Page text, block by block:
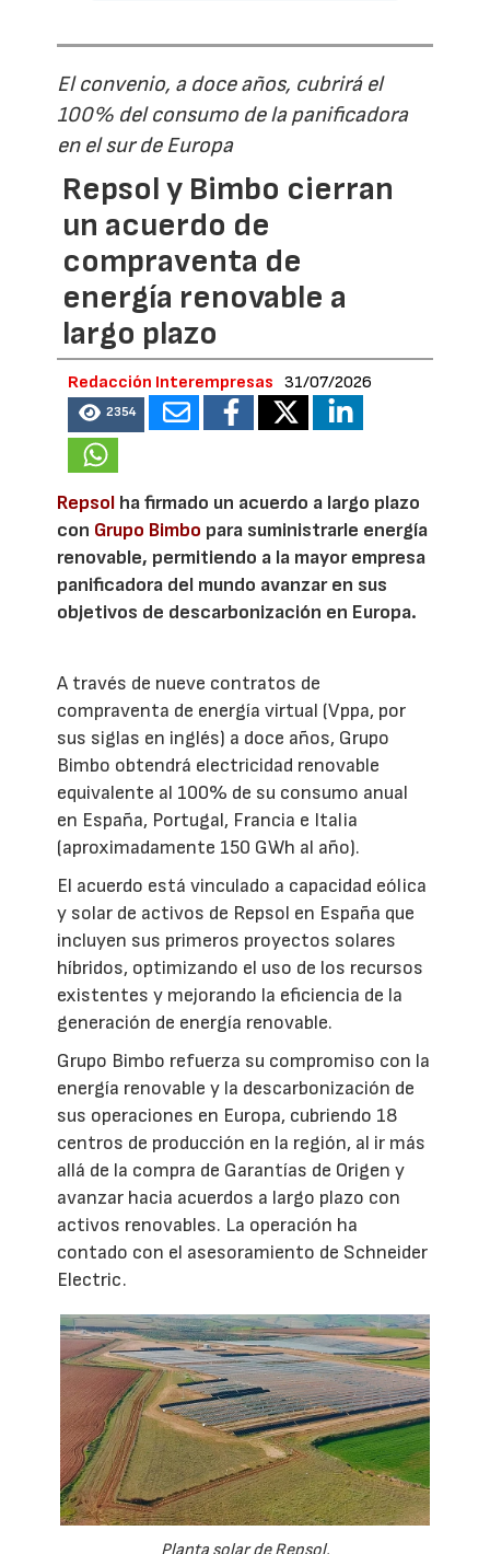
El convenio, a doce años, cubrirá el
100% del consumo de la panificadora
en el sur de Europa
Repsol y Bimbo cierran
un acuerdo de
compraventa de
energía renovable a
largo plazo
Redacción Interempresas 31/07/2026
2354
Repsol ha firmado un acuerdo a largo plazo
con Grupo Bimbo para suministrarle energía
renovable, permitiendo a la mayor empresa
panificadora del mundo avanzar en sus
objetivos de descarbonización en Europa.
A través de nueve contratos de
compraventa de energía virtual (Vppa, por
sus siglas en inglés) a doce años, Grupo
Bimbo obtendrá electricidad renovable
equivalente al 100% de su consumo anual
en España, Portugal, Francia e Italia
(aproximadamente 150 GWh al año).
El acuerdo está vinculado a capacidad eólica
y solar de activos de Repsol en España que
incluyen sus primeros proyectos solares
híbridos, optimizando el uso de los recursos
existentes y mejorando la eficiencia de la
generación de energía renovable.
Grupo Bimbo refuerza su compromiso con la
energía renovable y la descarbonización de
sus operaciones en Europa, cubriendo 18
centros de producción en la región, al ir más
allá de la compra de Garantías de Origen y
avanzar hacia acuerdos a largo plazo con
activos renovables. La operación ha
contado con el asesoramiento de Schneider
Electric.